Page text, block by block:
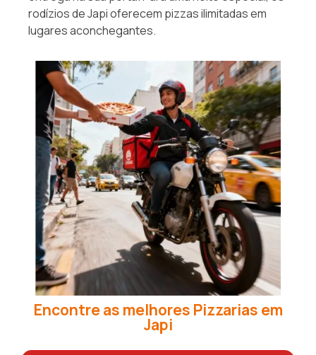
rodízios de Japi oferecem pizzas ilimitadas em
lugares aconchegantes.
Encontre as melhores Pizzarias em
Japi